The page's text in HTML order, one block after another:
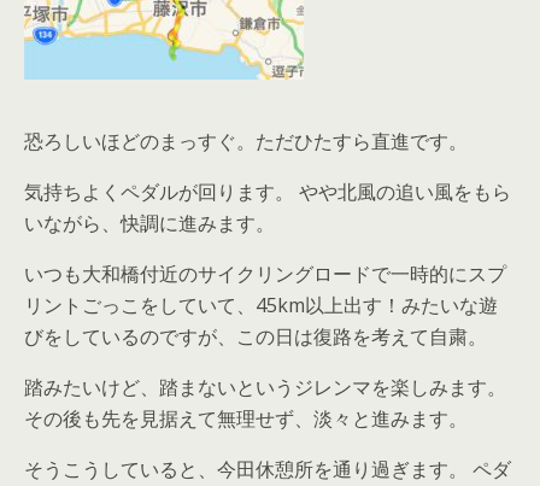
恐ろしいほどのまっすぐ。ただひたすら直進です。
気持ちよくペダルが回ります。 やや北風の追い風をもら
いながら、快調に進みます。
いつも大和橋付近のサイクリングロードで一時的にスプ
リントごっこをしていて、45km以上出す！みたいな遊
びをしているのですが、この日は復路を考えて自粛。
踏みたいけど、踏まないというジレンマを楽しみます。
その後も先を見据えて無理せず、淡々と進みます。
そうこうしていると、今田休憩所を通り過ぎます。 ペダ